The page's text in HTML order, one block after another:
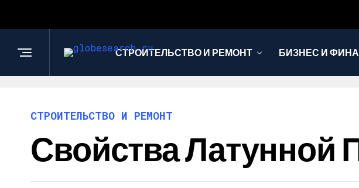
СТРОИТЕЛЬСТВО И РЕМОНТ БИЗНЕС И
СТРОИТЕЛЬСТВО И РЕМОНТ
Свойства Латунной